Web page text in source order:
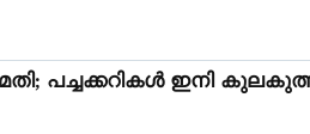
മതി; പച്ചക്കറികൾ ഇനി